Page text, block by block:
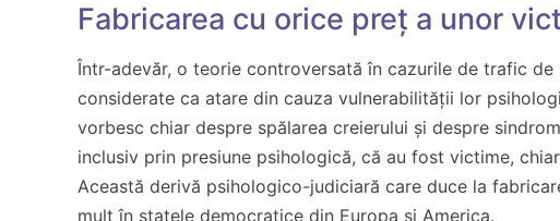
Fabricarea cu orice preț a unor
Într-adevăr, o teorie controversată în cazurile de trafic
considerate ca atare din cauza vulnerabilității lor
vorbesc chiar despre spălarea creierului și despre
inclusiv prin presiune psihologică, că au fost victime,
Această derivă psihologico-judiciară care duce la
mult în statele democratice din Europa și America.